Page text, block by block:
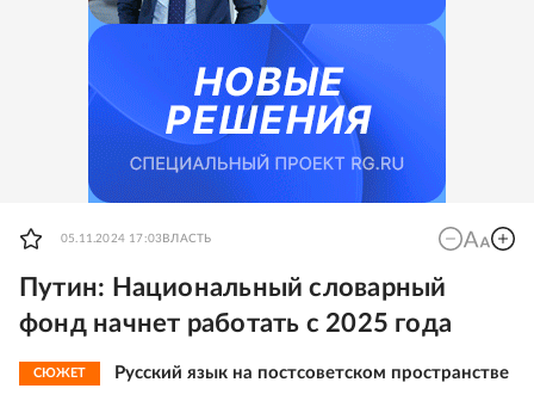
05.11.2024 17:03 ВЛАСТЬ
Путин: Национальный словарный
фонд начнет работать с 2025 года
СЮЖЕТ Русский язык на постсоветском пространстве